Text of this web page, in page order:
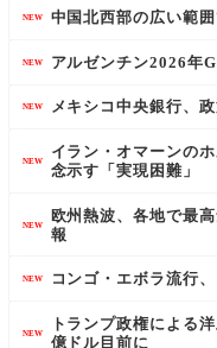
NEW 中国北西部の広い範
NEW アルゼンチン2026年
NEW メキシコ中央銀行、
NEW
イラン・オマーンの
念示す「実現困難」
NEW
欧州熱波、各地で最
報
NEW コンゴ・エボラ流行
NEW
トランプ政権による
億ドル目前に